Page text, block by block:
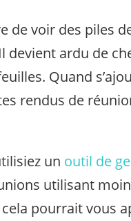
de voir des piles
devient ardu de
Quand
rendus de
un outil de
utilisant
cela pourrait vous